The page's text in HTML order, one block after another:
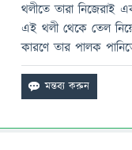
থলীতে তারা
এই থলী থেকে তেল
কারণে তার পালক